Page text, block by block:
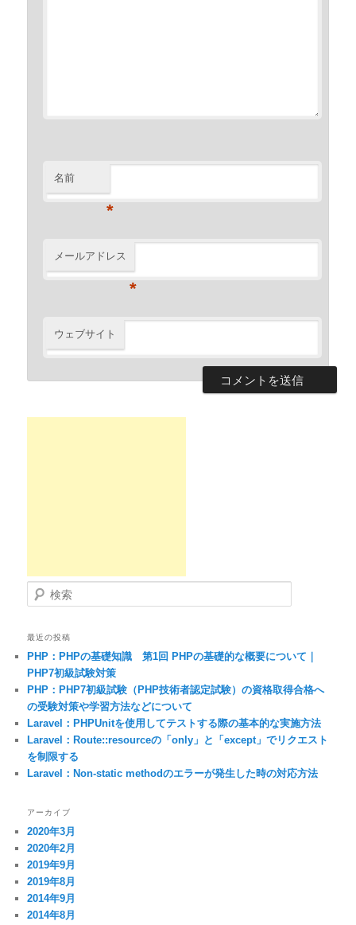
名前
*
メールアドレス
*
ウェブサイト
検索
最近の投稿
PHP：PHPの基礎知識 第1回 PHPの基礎的な概要について｜
PHP7初級試験対策
PHP：PHP7初級試験（PHP技術者認定試験）の資格取得合格へ
の受験対策や学習方法などについて
Laravel：PHPUnitを使用してテストする際の基本的な実施方法
Laravel：Route::resourceの「only」と「except」でリクエスト
を制限する
Laravel：Non-static methodのエラーが発生した時の対応方法
アーカイブ
2020年3月
2020年2月
2019年9月
2019年8月
2014年9月
2014年8月